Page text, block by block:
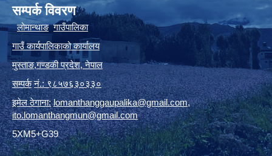
सम्पर्क विवरण
लोमान्थाङ गाउँपालिका
गाउँ कार्यपालिकाको कार्यालय
मुस्ताङ,गण्डकी प्रदेश,नेपाल
सम्पर्क नं.: ९८५७६३०३३०
इमेल ठेगाना: lomanthanggaupalika@gmail.com,
ito.lomanthangmun@gmail.com
5XM5+G39